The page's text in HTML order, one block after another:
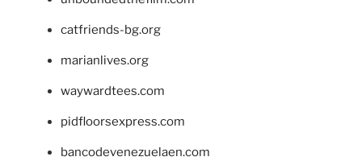
catfriends-bg.org
marianlives.org
waywardtees.com
pidfloorsexpress.com
bancodevenezuelaen.com